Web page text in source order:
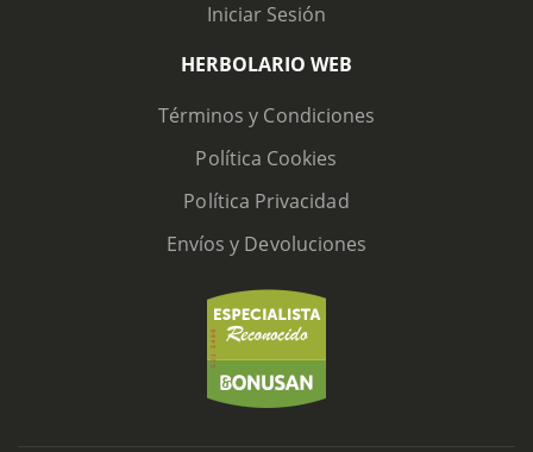
Iniciar Sesión
HERBOLARIO WEB
Términos y Condiciones
Política Cookies
Política Privacidad
Envíos y Devoluciones